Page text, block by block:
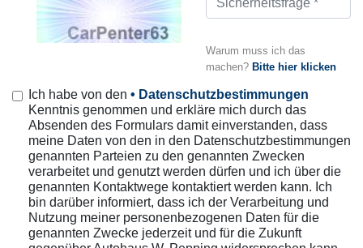
Warum muss ich das
machen? Bitte hier klicken
Ich habe von den • Datenschutzbestimmungen
Kenntnis genommen und erkläre mich durch das
Absenden des Formulars damit einverstanden, dass
meine Daten von den in den Datenschutzbestimmungen
genannten Parteien zu den genannten Zwecken
verarbeitet und genutzt werden dürfen und ich über die
genannten Kontaktwege kontaktiert werden kann. Ich
bin darüber informiert, dass ich der Verarbeitung und
Nutzung meiner personenbezogenen Daten für die
genannten Zwecke jederzeit und für die Zukunft